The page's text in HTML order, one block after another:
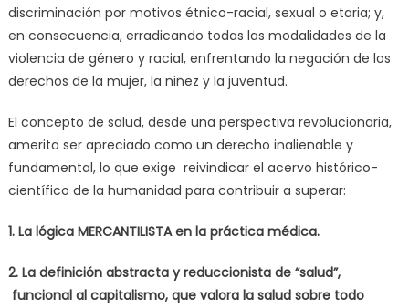
discriminación por motivos étnico-racial, sexual o etaria; y,
en consecuencia, erradicando todas las modalidades de la
violencia de género y racial, enfrentando la negación de los
derechos de la mujer, la niñez y la juventud.
El concepto de salud, desde una perspectiva revolucionaria,
amerita ser apreciado como un derecho inalienable y
fundamental, lo que exige reivindicar el acervo histórico-
científico de la humanidad para contribuir a superar:
1. La lógica MERCANTILISTA en la práctica médica.
2. La definición abstracta y reduccionista de “salud”,
funcional al capitalismo, que valora la salud sobre todo